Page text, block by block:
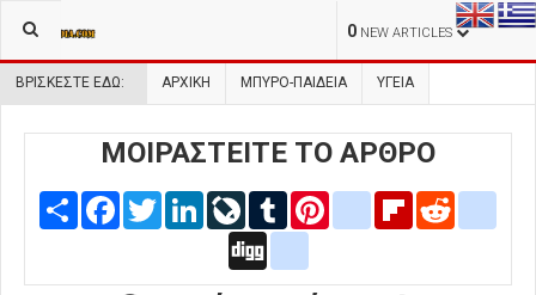
0 NEW ARTICLES
ΒΡΊΣΚΕΣΤΕ ΕΔΏ: ΑΡΧΙΚΉ ΜΠΥΡΟ-ΠΑΙΔΕΙΑ ΥΓΕΙΑ
ΜΟΙΡΑΣΤΕΙΤΕ ΤΟ ΑΡΘΡΟ
Share FacebookTwitterLinkedInLiveJournal
Tumblr Pinterestblogger_post
Flipboard